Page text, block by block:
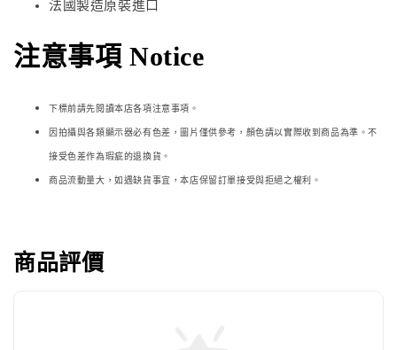
法國製造原裝進口
注意事項 Notice
下標前請先閱讀本店各項注意事項。
因拍攝與各類顯示器必有色差，圖片僅供參考，顏色請以實際收到商品為準。不
接受色差作為瑕疵的退換貨。
商品流動量大，如遇缺貨事宜，本店保留訂單接受與拒絕之權利。
商品評價